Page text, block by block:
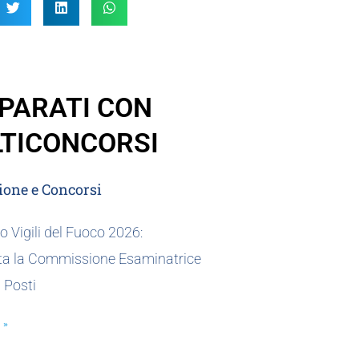
CON
e Concorsi
Vigili del Fuoco 2026:
la Commissione Esaminatrice
Posti
»